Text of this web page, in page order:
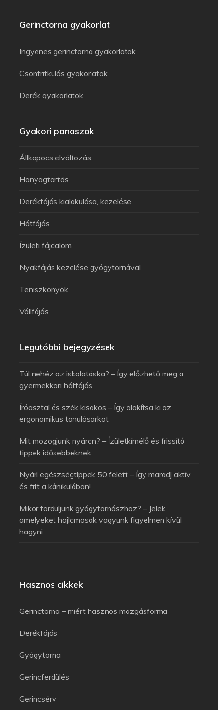
Gerinctorna gyakorlat
Ingyenes gerinctorna gyakorlatok
Csontritkulás gyakorlatok
Derék gyakorlatok
Gyakori panaszok
Állkapocs elváltozás
Hanyagtartás
Derékfájás kialakulása, kezelése
Hátfájás
Ízületi fájdalom
Nyakfájás kezelése gyógytornával
Teniszkönyök
Vállfájás
Legutóbbi bejegyzések
Túl nehéz az iskolatáska? – Így előzhető meg a
gyermekkori hátfájás
Íróasztal és szék kisokos – Így alakítsa ki az
ergonomikus tanulósarkot
Mit mozogjunk nyáron? – Ízületkímélő és frissítő
tippek idősebbeknek
Nyári egészségtippek 50 felett – Így maradj aktív
és fitt a kánikulában!
Mikor forduljunk gyógytornászhoz? – Jelek,
amelyeket hajlamosak vagyunk figyelmen kívül
hagyni
Hasznos cikkek
Gerinctorna – miért hasznos mozgásforma
Derékfájás
Gyógytorna
Gerincferdülés
Gerincsérv